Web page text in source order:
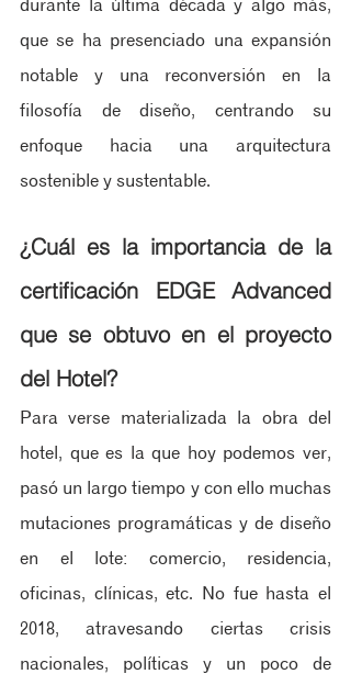
durante la última década y algo más,
que se ha presenciado una expansión
notable y una reconversión en la
filosofía de diseño, centrando su
enfoque hacia una arquitectura
sostenible y sustentable.
¿Cuál es la importancia de la
certificación EDGE Advanced
que se obtuvo en el proyecto
del Hotel?
Para verse materializada la obra del
hotel, que es la que hoy podemos ver,
pasó un largo tiempo y con ello muchas
mutaciones programáticas y de diseño
en el lote: comercio, residencia,
oficinas, clínicas, etc. No fue hasta el
2018, atravesando ciertas crisis
nacionales, políticas y un poco de